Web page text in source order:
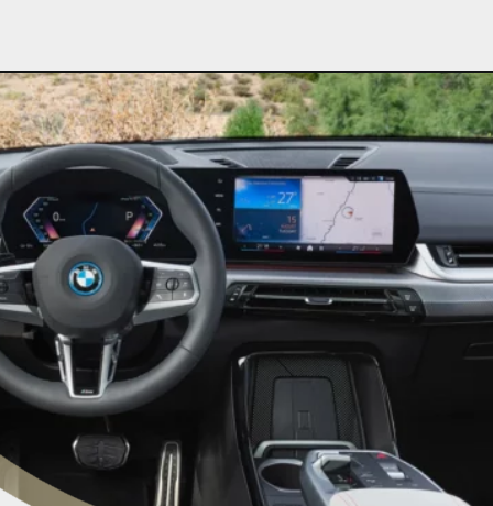
Opening https://planetcars.com.br/do-novo-bmw-x2-no-brasil-a-eletrificacao-em-massa/